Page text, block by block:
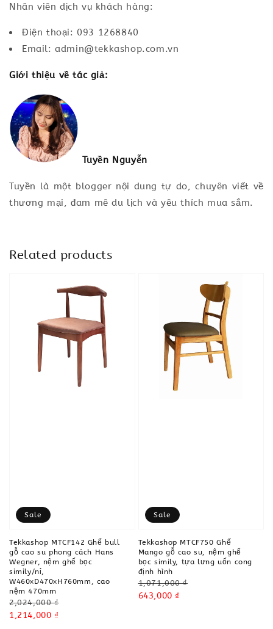
Nhân viên dịch vụ khách hàng:
Điện thoại: 093 1268840
Email: admin@tekkashop.com.vn
Giới thiệu về tác giả:
Tuyền Nguyễn
Tuyền là một blogger nội dung tự do, chuyên viết về
thương mại, đam mê du lịch và yêu thích mua sắm.
Related products
Sale
Tekkashop MTCF142 Ghế bull
gỗ cao su phong cách Hans
Wegner, nệm ghế bọc
simily/nỉ,
W460xD470xH760mm, cao
nệm 470mm
Regular
price
2,024,000 ₫
Sale
1,214,000 ₫
Sale
Tekkashop MTCF750 Ghế
Mango gỗ cao su, nệm ghế
bọc simily, tựa lưng uốn cong
định hình
Regular
price
1,071,000 ₫
Sale
643,000 ₫